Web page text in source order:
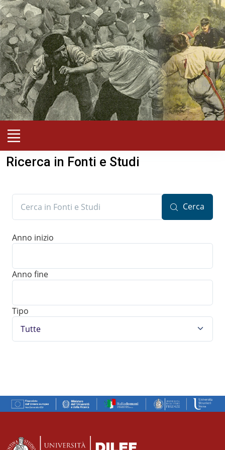
Ricerca in Fonti e Studi
Cerca
Anno inizio
Anno fine
Tipo